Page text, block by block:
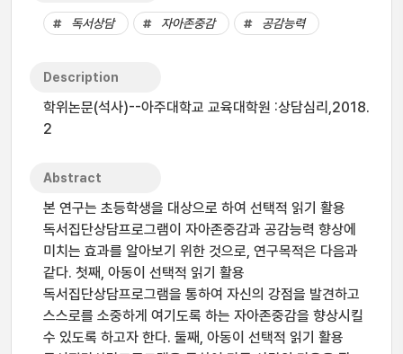
독서상담 자아존중감 공감능력
Description
학위논문(석사)--아주대학교 교육대학원 :상담심리,2018.
2
Abstract
본 연구는 초등학생을 대상으로 하여 선택적 읽기 활용
독서집단상담프로그램이 자아존중감과 공감능력 향상에
미치는 효과를 알아보기 위한 것으로, 연구목적은 다음과
같다. 첫째, 아동이 선택적 읽기 활용
독서집단상담프로그램을 통하여 자신의 강점을 발견하고
스스로를 소중하게 여기도록 하는 자아존중감을 향상시킬
수 있도록 하고자 한다. 둘째, 아동이 선택적 읽기 활용